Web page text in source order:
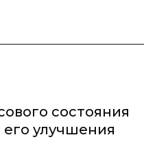
состояния
улучшения